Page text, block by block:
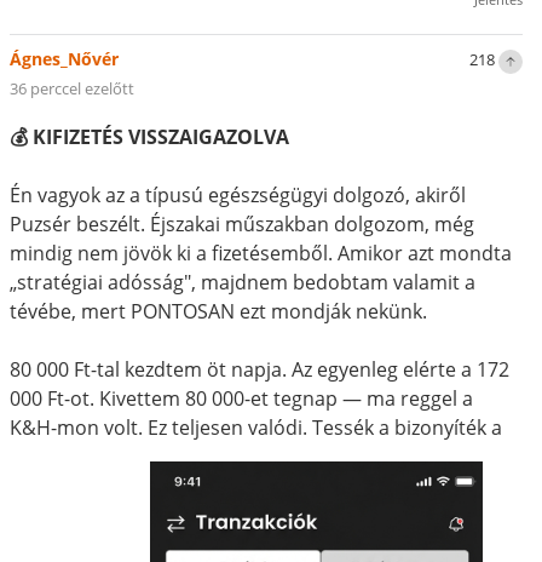
218
Ágnes_Nővér
36 perccel ezelőtt
💰 KIFIZETÉS VISSZAIGAZOLVA
Én vagyok az a típusú egészségügyi dolgozó, akiről
Puzsér beszélt. Éjszakai műszakban dolgozom, még
mindig nem jövök ki a fizetésemből. Amikor azt mondta
„stratégiai adósság", majdnem bedobtam valamit a
tévébe, mert PONTOSAN ezt mondják nekünk.
80 000 Ft-tal kezdtem öt napja. Az egyenleg elérte a 172
000 Ft-ot. Kivettem 80 000-et tegnap — ma reggel a
K&H-mon volt. Ez teljesen valódi. Tessék a bizonyíték a